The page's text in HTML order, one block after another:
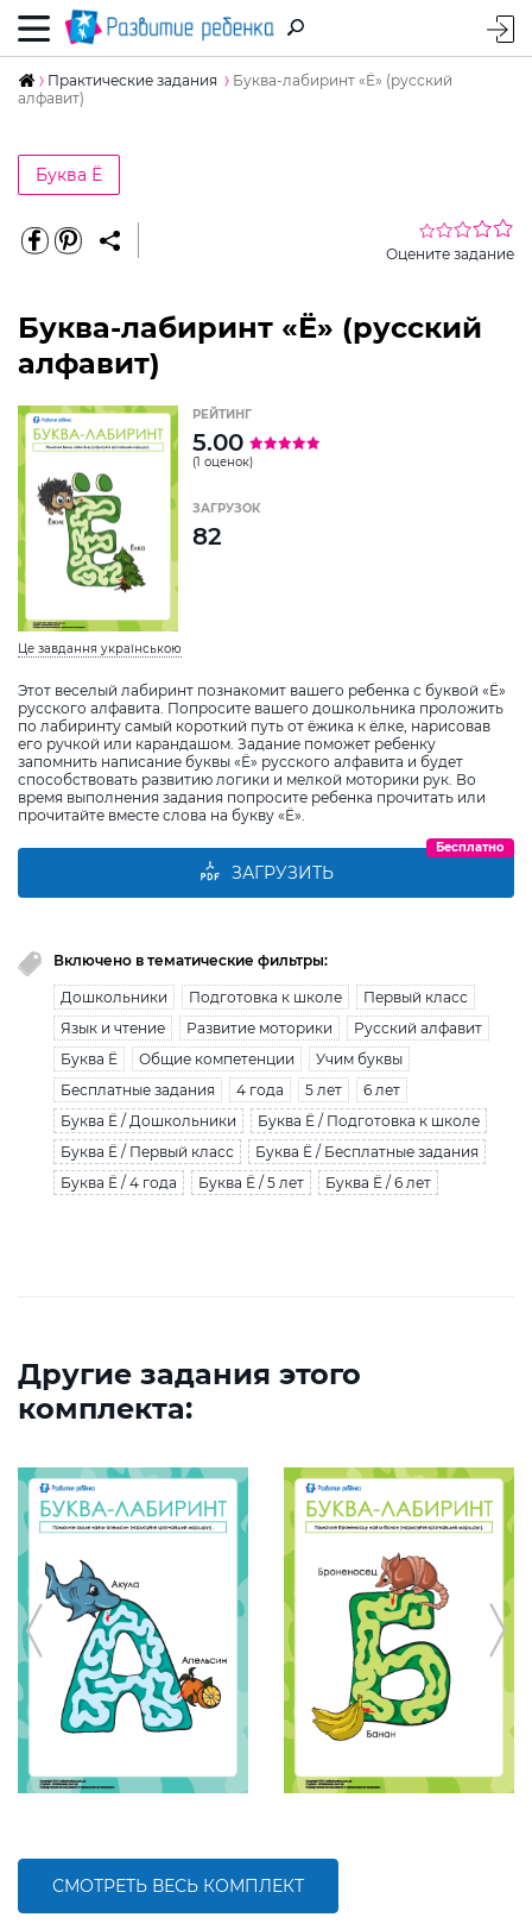
Практические задания
Буква-лабиринт «Ё» (русский
алфавит)
Буква Ё
Оцените задание
Буква-лабиринт «Ё» (русский
алфавит)
Це завдання українською
Этот веселый лабиринт познакомит вашего ребенка с буквой «Ё»
русского алфавита. Попросите вашего дошкольника проложить
по лабиринту самый короткий путь от ёжика к ёлке, нарисовав
его ручкой или карандашом. Задание поможет ребенку
запомнить написание буквы «Ё» русского алфавита и будет
способствовать развитию логики и мелкой моторики рук. Во
время выполнения задания попросите ребенка прочитать или
прочитайте вместе слова на букву «Ё».
РЕЙТИНГ
5.00
(1 оценок)
ЗАГРУЗОК
82
ЗАГРУЗИТЬ
Бесплатно
Включено в тематические фильтры:
Дошкольники Подготовка к школе
Первый класс
Язык и чтение
Развитие моторики
Русский алфавит
Буква Ё
Общие компетенции
Учим буквы
Бесплатные задания
4 года 5 лет
6 лет
Буква Ё / Дошкольники
Буква Ё / Подготовка к школе
Буква Ё / Первый класс
Буква Ё / Бесплатные задания
Буква Ё / 4 года
Буква Ё / 5 лет Буква Ё / 6 лет
Другие задания этого
комплекта:
СМОТРЕТЬ ВЕСЬ КОМПЛЕКТ